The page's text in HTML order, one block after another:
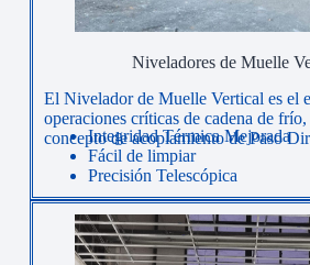
Niveladores de Muelle
El Nivelador de Muelle Vertical es el
operaciones críticas de cadena de
concepto de acoplamiento de Paso
Integridad Térmica Mejorada
Fácil de limpiar
Precisión Telescópica